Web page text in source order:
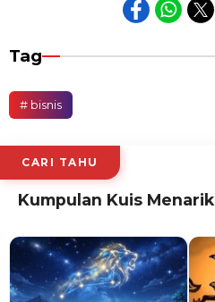
Tag
# bisnis
CARI TAHU
Kumpulan Kuis Menarik